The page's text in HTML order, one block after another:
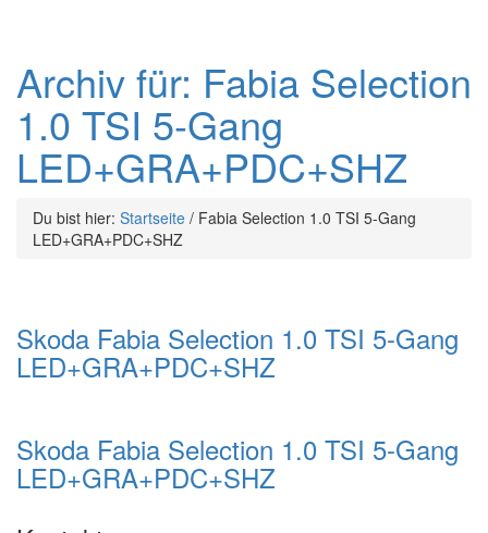
Archiv für: Fabia Selection
1.0 TSI 5-Gang
LED+GRA+PDC+SHZ
Du bist hier: Startseite / Fabia Selection 1.0 TSI 5-Gang
LED+GRA+PDC+SHZ
Skoda Fabia Selection 1.0 TSI 5-Gang
LED+GRA+PDC+SHZ
Skoda Fabia Selection 1.0 TSI 5-Gang
LED+GRA+PDC+SHZ